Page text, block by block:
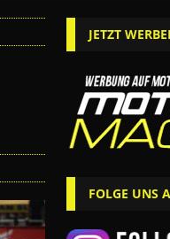
JETZT
FOLGE UNS